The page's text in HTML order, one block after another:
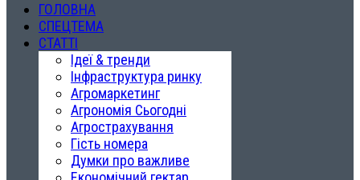
ГОЛОВНА
СПЕЦТЕМА
СТАТТІ
Ідеї & тренди
Інфраструктура ринку
Агромаркетинг
Агрономія Сьогодні
Агрострахування
Гість номера
Думки про важливе